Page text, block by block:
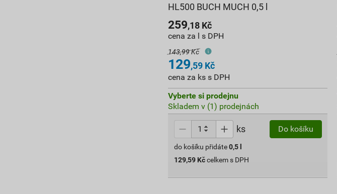
HL500 BUCH MUCH 0,5 l
259,18 Kč
cena za l s DPH
143,99 Kč
129,59 Kč
cena za ks s DPH
Vyberte si prodejnu
Skladem v (1) prodejnách
ks Do košíku
do košíku přidáte 0,5
129,59 Kč celkem s DPH